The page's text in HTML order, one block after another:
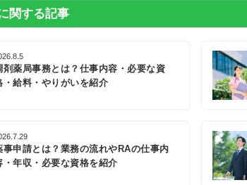
関する記事
剤薬局事務とは？仕事内容・必要な資
・給料・やりがいを紹介
事申請とは？業務の流れやRAの仕事内
・年収・必要な資格を紹介